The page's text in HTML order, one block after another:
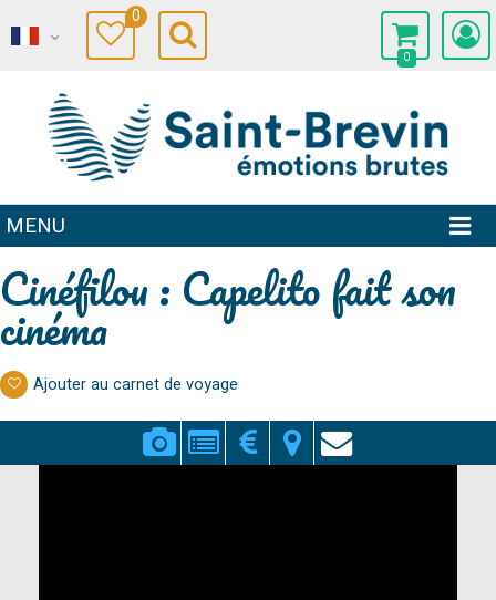
0
0
MENU
Cinéfilou : Capelito fait son
cinéma
Ajouter au carnet de voyage